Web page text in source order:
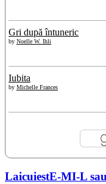
Gri după întuneric
by Noelle W. Ihli
Iubita
by Michelle Frances
LaicuiestE-MI-L